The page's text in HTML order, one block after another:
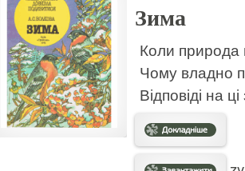
Зима
Коли природа
Чому владно
Відповіді на